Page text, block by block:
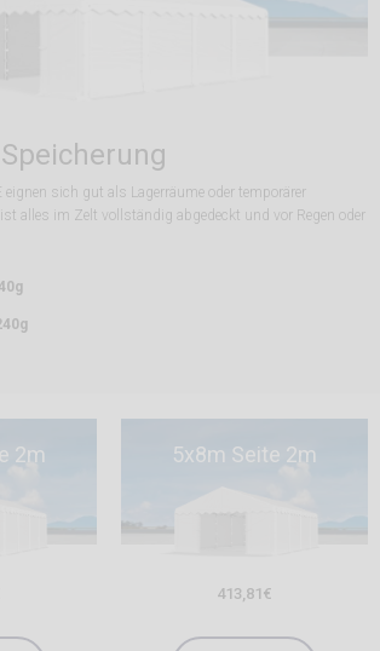
eignen sich gut als Lagerräume oder temporärer
alles im Zelt vollständig abgedeckt und vor Regen oder
2m 5x8m Seite 2m
413,81 €